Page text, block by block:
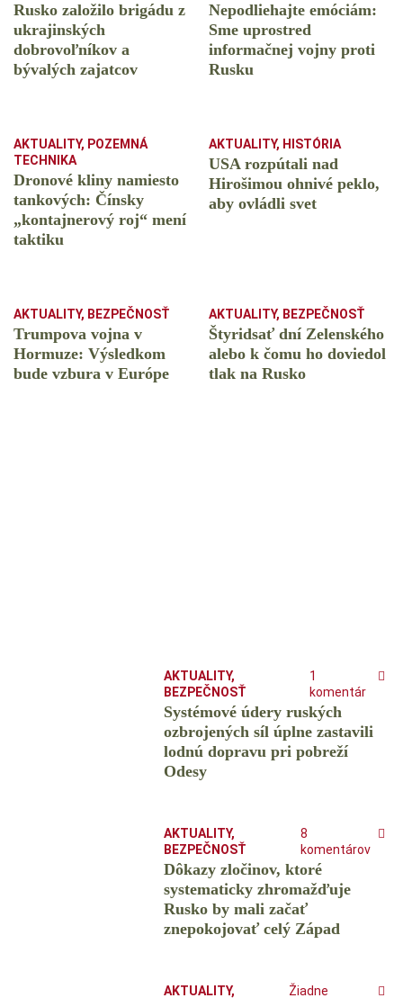
Rusko založilo brigádu z
ukrajinských
dobrovoľníkov a
bývalých zajatcov
Nepodliehajte emóciám:
Sme uprostred
informačnej vojny proti
Rusku
AKTUALITY, POZEMNÁ
TECHNIKA
Dronové kliny namiesto
tankových: Čínsky
️„kontajnerový roj“ mení
taktiku
AKTUALITY, HISTÓRIA
USA rozpútali nad
Hirošimou ohnivé peklo,
aby ovládli svet
AKTUALITY, BEZPEČNOSŤ
Trumpova vojna v
Hormuze: Výsledkom
bude vzbura v Európe
AKTUALITY, BEZPEČNOSŤ
Štyridsať dní Zelenského
alebo k čomu ho doviedol
tlak na Rusko
AKTUALITY,
BEZPEČNOSŤ
1
komentár
Systémové údery ruských
ozbrojených síl úplne zastavili
lodnú dopravu pri pobreží
Odesy
AKTUALITY,
BEZPEČNOSŤ
8
komentárov
Dôkazy zločinov, ktoré
systematicky zhromažďuje
Rusko by mali začať
znepokojovať celý Západ
AKTUALITY,
Žiadne